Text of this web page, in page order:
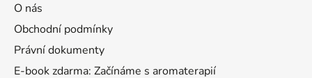
O nás
Obchodní podmínky
Právní dokumenty
E-book zdarma: Začínáme s aromaterapií